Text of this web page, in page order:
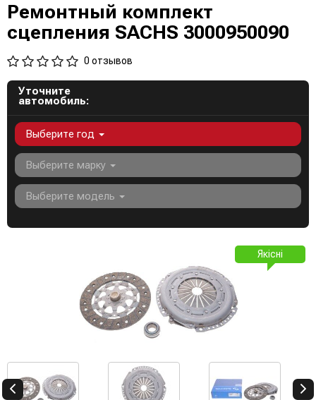
Ремонтный комплект
сцепления SACHS 3000950090
0 отзывов
Уточните
автомобиль:
Выберите год
Выберите марку
Выберите модель
Якісні